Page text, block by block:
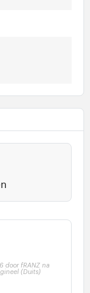
door fRANZ na
(Duits)